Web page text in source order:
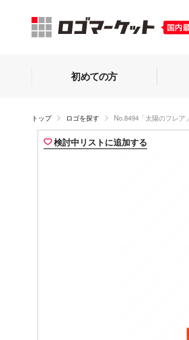
初めての方
トップ ロゴを探す No.8494「太陽のフレア」
検討中リストに追加する